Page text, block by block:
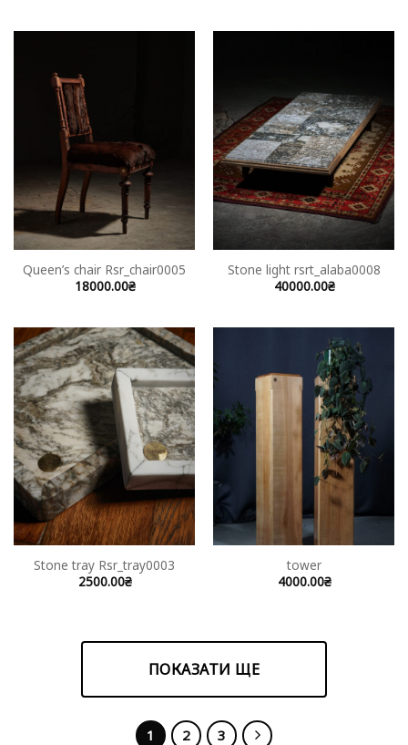
Queen’s chair Rsr_chair0005
18000.00₴
Stone light rsrt_alaba0008
40000.00₴
Stone tray Rsr_tray0003
2500.00₴
tower
4000.00₴
ПОКАЗАТИ ЩЕ
1 2 3